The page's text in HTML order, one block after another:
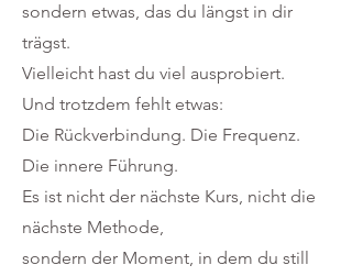
sondern etwas, das du längst in dir
trägst.
Vielleicht hast du viel ausprobiert.
Und trotzdem fehlt etwas:
Die Rückverbindung. Die Frequenz.
Die innere Führung.
Es ist nicht der nächste Kurs, nicht die
nächste Methode,
sondern der Moment, in dem du still